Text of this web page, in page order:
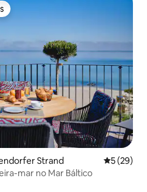
dos hóspedes
Strand 5 de uma
5 (29)
mar no Mar Báltico